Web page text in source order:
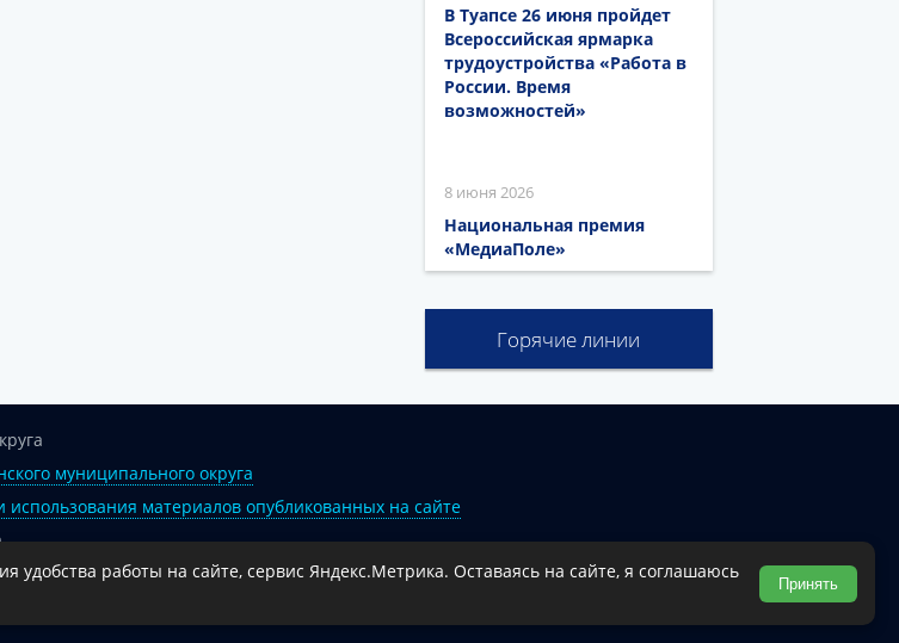
В Туапсе 26 июня пройдет
Всероссийская ярмарка
трудоустройства «Работа в
России. Время
возможностей»
8 июня 2026
Национальная премия
«МедиаПоле»
Горячие линии
муниципального округа
использования материалов опубликованных на сайте
интернет-портал администрации Туапсинского муниципального округа.
удобства работы на сайте, сервис Яндекс.Метрика. Оставаясь на сайте, я соглашаюсь
Принять